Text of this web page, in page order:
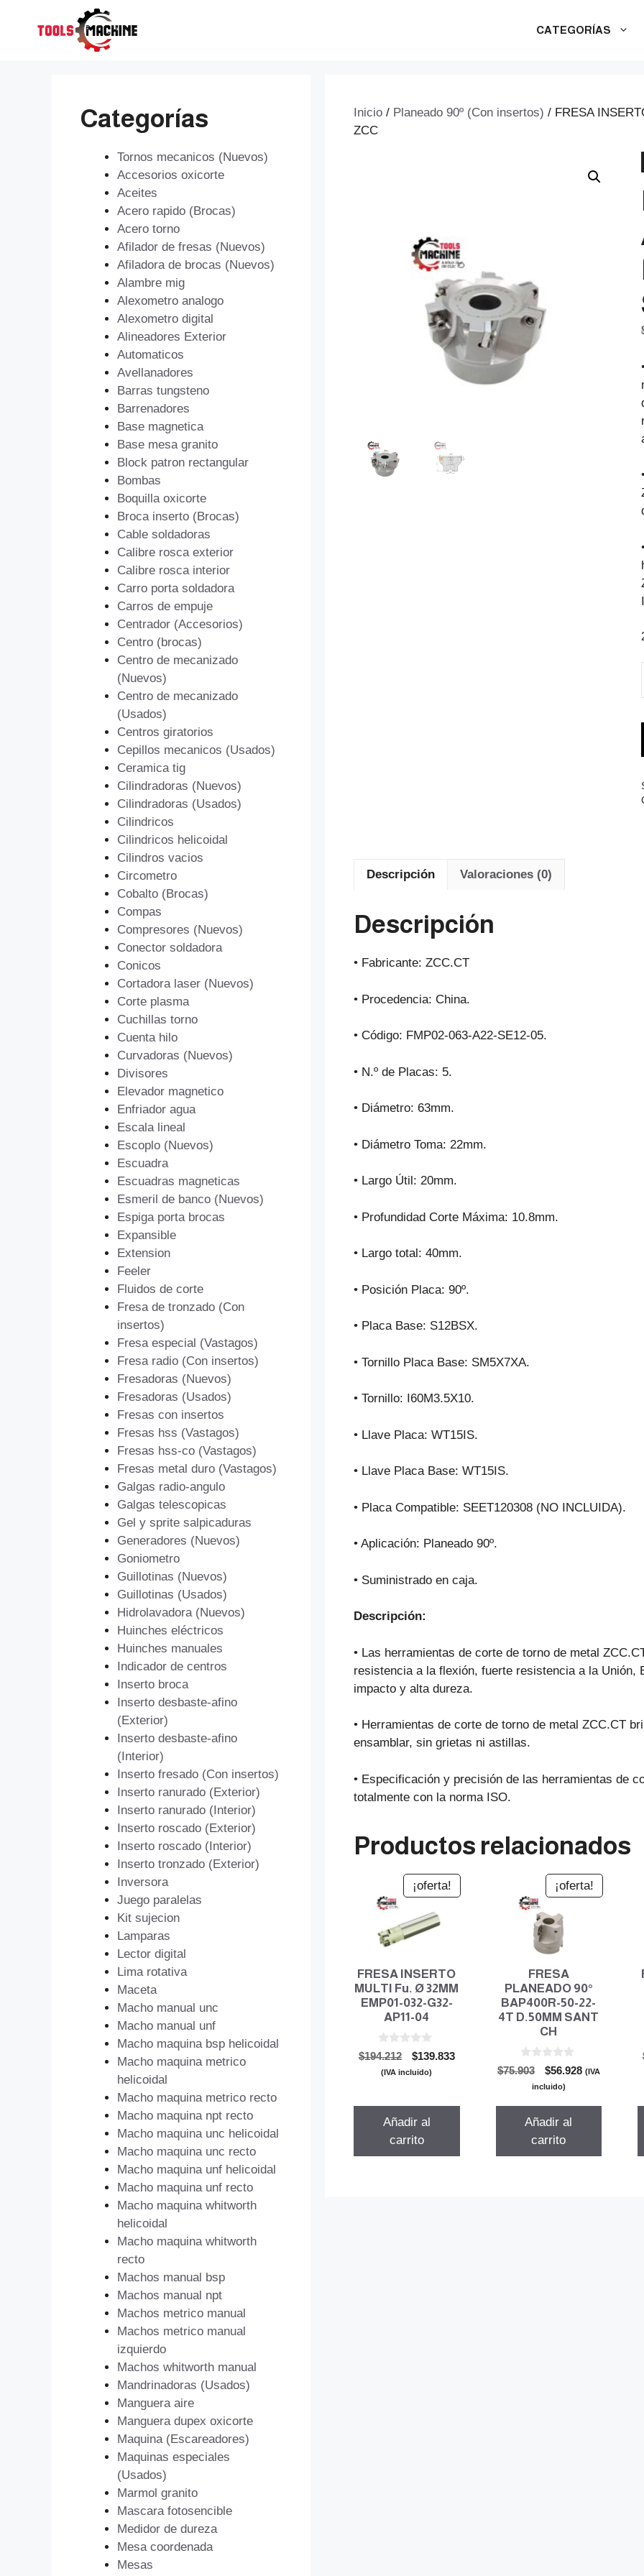
CATEGORÍAS
Inicio / Planeado 90º (Con insertos) / FRESA
ZCC
Descripción Valoraciones (0)
Descripción
• Fabricante: ZCC.CT
• Procedencia: China.
• Código: FMP02-063-A22-SE12-05.
• N.º de Placas: 5.
• Diámetro: 63mm.
• Diámetro Toma: 22mm.
• Largo Útil: 20mm.
• Profundidad Corte Máxima: 10.8mm.
• Largo total: 40mm.
• Posición Placa: 90º.
• Placa Base: S12BSX.
• Tornillo Placa Base: SM5X7XA.
• Tornillo: I60M3.5X10.
• Llave Placa: WT15IS.
• Llave Placa Base: WT15IS.
• Placa Compatible: SEET120308 (NO INCLUIDA).
• Aplicación: Planeado 90º.
• Suministrado en caja.
Descripción:
• Las herramientas de corte de torno de metal
resistencia a la flexión, fuerte resistencia a la
impacto y alta dureza.
• Herramientas de corte de torno de metal ZCC.CT
ensamblar, sin grietas ni astillas.
• Especificación y precisión de las herramientas de
totalmente con la norma ISO.
Productos relacionados
¡oferta!
FRESA INSERTO
MULTI Fu. Ø 32MM
EMP01-032-G32-
AP11-04
0
d
e
$194.212
El
precio
$194.212.
$139.833El
(IVA incluido)
Añadir al
carrito
¡oferta!
FRESA
PLANEADO 90°
BAP400R-50-22-
4T D.50MM SANT
CH
0
d
$75.903
El
precio
era:
$56.928El(IVA
incluido)
Añadir al
carrito
Categorías
Tornos mecanicos (Nuevos)
Accesorios oxicorte
Aceites
Acero rapido (Brocas)
Acero torno
Afilador de fresas (Nuevos)
Afiladora de brocas (Nuevos)
Alambre mig
Alexometro analogo
Alexometro digital
Alineadores Exterior
Automaticos
Avellanadores
Barras tungsteno
Barrenadores
Base magnetica
Base mesa granito
Block patron rectangular
Bombas
Boquilla oxicorte
Broca inserto (Brocas)
Cable soldadoras
Calibre rosca exterior
Calibre rosca interior
Carro porta soldadora
Carros de empuje
Centrador (Accesorios)
Centro (brocas)
Centro de mecanizado
(Nuevos)
Centro de mecanizado
(Usados)
Centros giratorios
Cepillos mecanicos (Usados)
Ceramica tig
Cilindradoras (Nuevos)
Cilindradoras (Usados)
Cilindricos
Cilindricos helicoidal
Cilindros vacios
Circometro
Cobalto (Brocas)
Compas
Compresores (Nuevos)
Conector soldadora
Conicos
Cortadora laser (Nuevos)
Corte plasma
Cuchillas torno
Cuenta hilo
Curvadoras (Nuevos)
Divisores
Elevador magnetico
Enfriador agua
Escala lineal
Escoplo (Nuevos)
Escuadra
Escuadras magneticas
Esmeril de banco (Nuevos)
Espiga porta brocas
Expansible
Extension
Feeler
Fluidos de corte
Fresa de tronzado (Con
insertos)
Fresa especial (Vastagos)
Fresa radio (Con insertos)
Fresadoras (Nuevos)
Fresadoras (Usados)
Fresas con insertos
Fresas hss (Vastagos)
Fresas hss-co (Vastagos)
Fresas metal duro (Vastagos)
Galgas radio-angulo
Galgas telescopicas
Gel y sprite salpicaduras
Generadores (Nuevos)
Goniometro
Guillotinas (Nuevos)
Guillotinas (Usados)
Hidrolavadora (Nuevos)
Huinches eléctricos
Huinches manuales
Indicador de centros
Inserto broca
Inserto desbaste-afino
(Exterior)
Inserto desbaste-afino
(Interior)
Inserto fresado (Con insertos)
Inserto ranurado (Exterior)
Inserto ranurado (Interior)
Inserto roscado (Exterior)
Inserto roscado (Interior)
Inserto tronzado (Exterior)
Inversora
Juego paralelas
Kit sujecion
Lamparas
Lector digital
Lima rotativa
Maceta
Macho manual unc
Macho manual unf
Macho maquina bsp helicoidal
Macho maquina metrico
helicoidal
Macho maquina metrico recto
Macho maquina npt recto
Macho maquina unc helicoidal
Macho maquina unc recto
Macho maquina unf helicoidal
Macho maquina unf recto
Macho maquina whitworth
helicoidal
Macho maquina whitworth
recto
Machos manual bsp
Machos manual npt
Machos metrico manual
Machos metrico manual
izquierdo
Machos whitworth manual
Mandrinadoras (Usados)
Manguera aire
Manguera dupex oxicorte
Maquina (Escareadores)
Maquinas especiales
(Usados)
Marmol granito
Mascara fotosencible
Medidor de dureza
Mesa coordenada
Mesas